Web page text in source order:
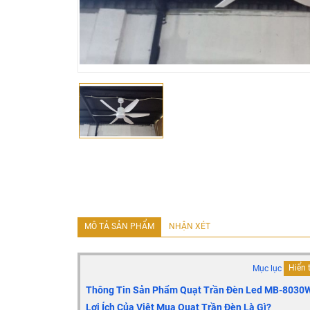
MÔ TẢ SẢN PHẨM NHẬN XÉT
Mục lục Hiển
Thông Tin Sản Phẩm Quạt Trần Đèn LedMB-
Lợi Ích Của Việt Mua Quạt Trần Đèn Là Gì?